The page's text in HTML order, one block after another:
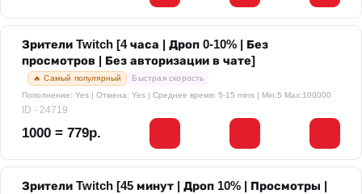
Зрители Twitch [4 часа | Дроп 0-10% | Без
просмотров | Без авторизации в чате]
🔥 Самый популярный
Быстрая скорость
Пополнение: Yes | Отмена: Yes | Среднее время: 5-15 mins | Min:5 Max:100000
ID - 24719
1000 = 779р.
Зрители Twitch [45 минут | Дроп 10% | Просмотры |